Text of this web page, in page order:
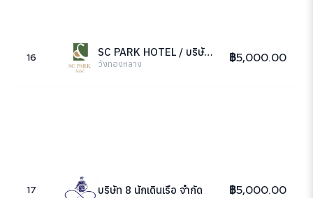
16 SC PARK HOTEL / บริษัท โอเอไอ คอนซัลแต้นท์แอนด์แมนเนจเม้นท์ จำกัด
วังทองหลาง ฿5,000.00
17 บริษัท 8 นักเดินเรือ จำกัด ฿5,000.00